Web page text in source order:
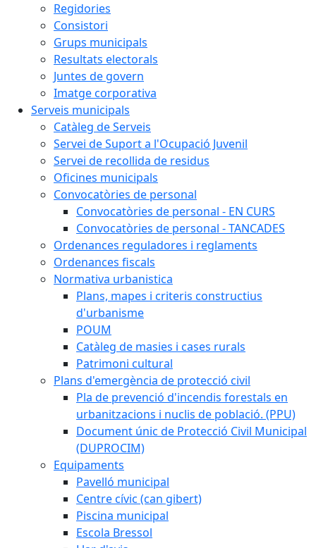
Regidories
Consistori
Grups municipals
Resultats electorals
Juntes de govern
Imatge corporativa
Serveis municipals
Catàleg de Serveis
Servei de Suport a l'Ocupació Juvenil
Servei de recollida de residus
Oficines municipals
Convocatòries de personal
Convocatòries de personal - EN CURS
Convocatòries de personal - TANCADES
Ordenances reguladores i reglaments
Ordenances fiscals
Normativa urbanistica
Plans, mapes i criteris constructius
d'urbanisme
POUM
Catàleg de masies i cases rurals
Patrimoni cultural
Plans d'emergència de protecció civil
Pla de prevenció d'incendis forestals en
urbanitzacions i nuclis de població. (PPU)
Document únic de Protecció Civil Municipal
(DUPROCIM)
Equipaments
Pavelló municipal
Centre cívic (can gibert)
Piscina municipal
Escola Bressol